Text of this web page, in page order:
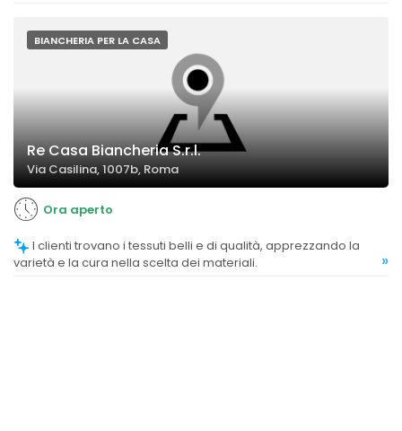
BIANCHERIA PER LA CASA
Re Casa Biancheria S.r.l.
Via Casilina, 1007b, Roma
Ora aperto
varietà e la cura nella scelta dei materiali.
»